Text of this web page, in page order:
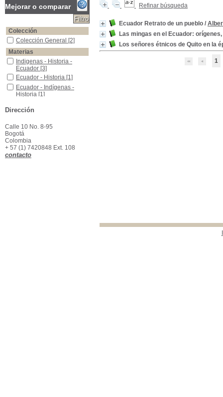
Refinar búsqueda
Ecuador Retrato de un pueblo /
Las mingas en el Ecuador:
Los señores étnicos de Quito en la
1
Mejorar o comparar
Colección
Colección General
Colección General [2]
Materias
Indigenas - Historia - Ecuador
Indigenas - Historia -
Ecuador [3]
Ecuador - Historia
Ecuador - Historia [1]
Ecuador - Indígenas - Historia
Ecuador - Indígenas -
Historia [1]
Colonia
Indigenas[1]
Mingas--Trabajo--Ecuador-- Colonia
Mingas--Trabajo--
Ecuador-- Colonia
Mingas--Trabajo--Ecuador-- Siglo XX
Mingas--Trabajo--
Ecuador-- Siglo XX
Dirección
Calle 10 No. 8-95
Bogotá
Colombia
+ 57 (1) 7420848 Ext. 108
contacto